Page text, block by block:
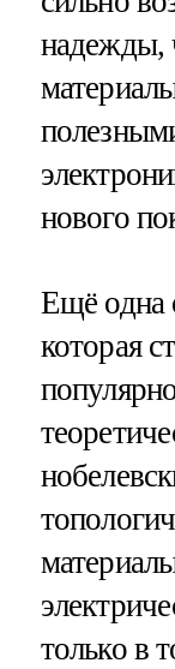
надежды,
нового
Ещё одна
которая
только в